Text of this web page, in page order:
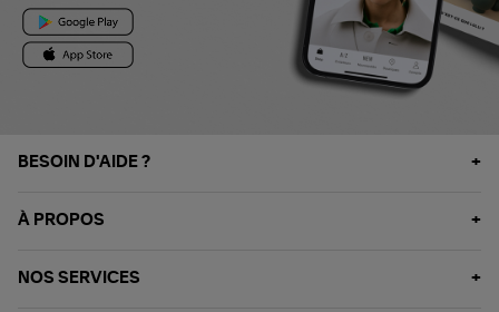
BESOIN D'AIDE ?
À PROPOS
NOS SERVICES